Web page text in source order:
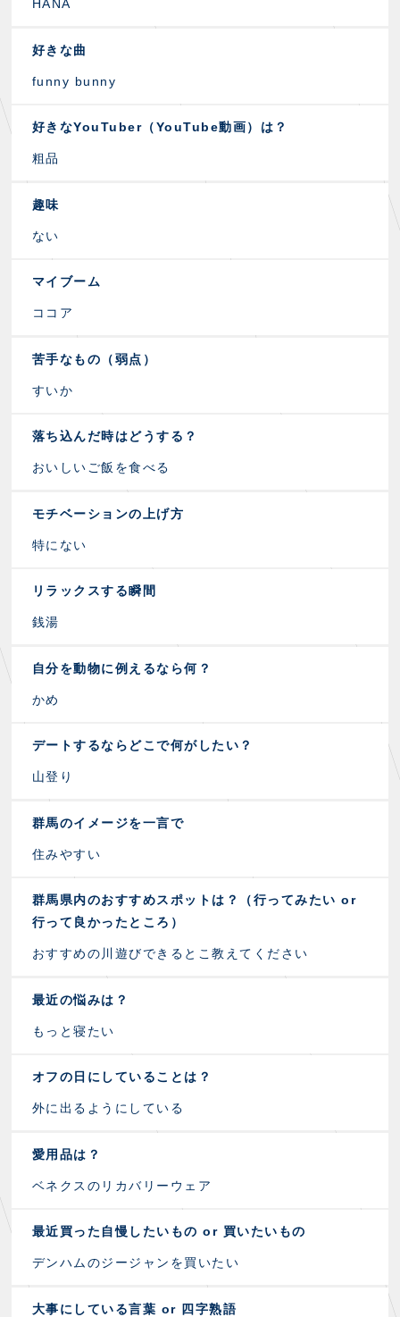
HANA
好きな曲
funny bunny
好きなYouTuber（YouTube動画）は？
粗品
趣味
ない
マイブーム
ココア
苦手なもの（弱点）
すいか
落ち込んだ時はどうする？
おいしいご飯を食べる
モチベーションの上げ方
特にない
リラックスする瞬間
銭湯
自分を動物に例えるなら何？
かめ
デートするならどこで何がしたい？
山登り
群馬のイメージを一言で
住みやすい
群馬県内のおすすめスポットは？（行ってみたい or
行って良かったところ）
おすすめの川遊びできるとこ教えてください
最近の悩みは？
もっと寝たい
オフの日にしていることは？
外に出るようにしている
愛用品は？
ベネクスのリカバリーウェア
最近買った自慢したいもの or 買いたいもの
デンハムのジージャンを買いたい
大事にしている言葉 or 四字熟語